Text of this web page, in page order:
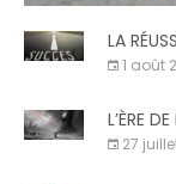
compagnie est
Les adeptes
LA
1 août
L’ÈRE
27